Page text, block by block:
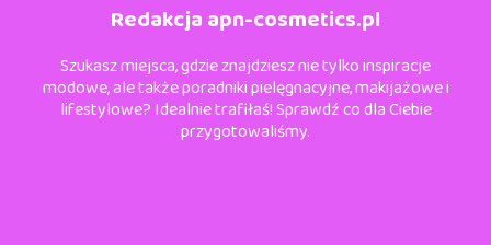
Redakcja apn-cosmetics.pl
Szukasz miejsca, gdzie znajdziesz nie tylko inspiracje
modowe, ale także poradniki pielęgnacyjne, makijażowe i
lifestylowe? Idealnie trafiłaś! Sprawdź co dla Ciebie
przygotowaliśmy.